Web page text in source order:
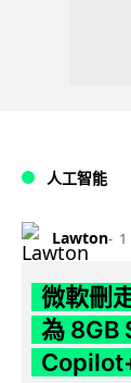
人工智能
Lawton 1
微軟刪
為 8GB